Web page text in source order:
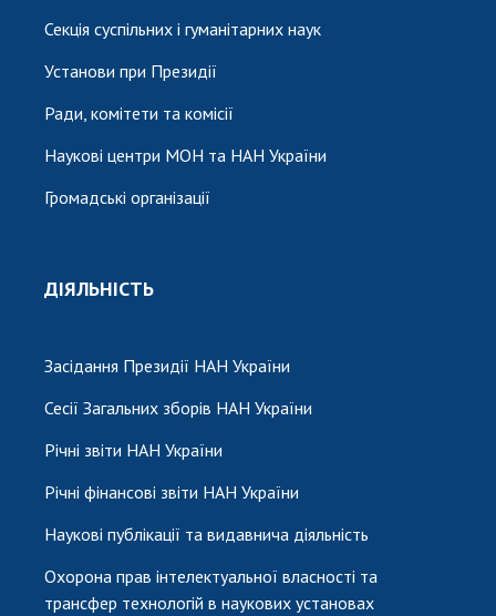
Секція суспільних і гуманітарних наук
Установи при Президії
Ради, комітети та комісії
Наукові центри МОН та НАН України
Громадські організації
ДІЯЛЬНІСТЬ
Засідання Президії НАН України
Сесії Загальних зборів НАН України
Річні звіти НАН України
Річні фінансові звіти НАН України
Наукові публікації та видавнича діяльність
Охорона прав інтелектуальної власності та
трансфер технологій в наукових установах